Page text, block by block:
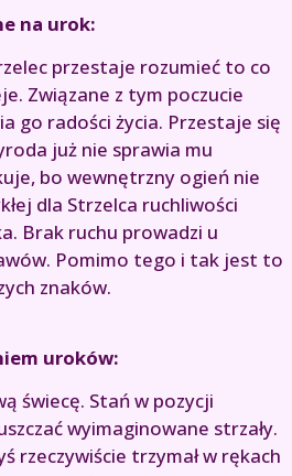
na urok:
przestaje rozumieć to co
Związane z tym poczucie
go radości życia. Przestaje się
już nie sprawia mu
bo wewnętrzny ogień nie
dla Strzelca ruchliwości
Brak ruchu prowadzi u
Pomimo tego i tak jest to
znaków.
uroków:
świecę. Stań w pozycji
wyimaginowane strzały.
rzeczywiście trzymał w rękach